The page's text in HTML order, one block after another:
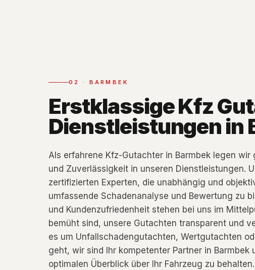
02 · BARMBEK
Erstklassige Kfz
Dienstleistungen in
Als erfahrene Kfz-Gutachter in Barmbek legen wir
und Zuverlässigkeit in unseren Dienstleistungen.
zertifizierten Experten, die unabhängig und
umfassende Schadenanalyse und Bewertung zu
und Kundenzufriedenheit stehen bei uns im
bemüht sind, unsere Gutachten transparent und
es um Unfallschadengutachten, Wertgutachten
geht, wir sind Ihr kompetenter Partner in Barmbek
optimalen Überblick über Ihr Fahrzeug zu